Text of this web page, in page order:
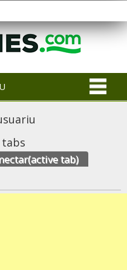
(active tab)